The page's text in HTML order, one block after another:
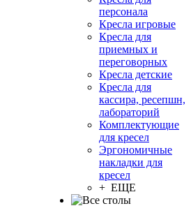
персонала
Кресла игровые
Кресла для
приемных и
переговорных
Кресла детские
Кресла для
кассира, ресепшн,
лабораторий
Комплектующие
для кресел
Эргономичные
накладки для
кресел
+ ЕЩЕ